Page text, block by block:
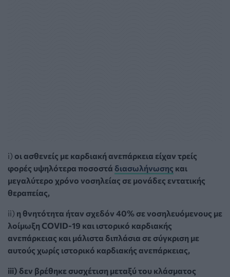
i) οι ασθενείς με καρδιακή ανεπάρκεια είχαν τρείς
φορές υψηλότερα ποσοστά διασωλήνωσης και
μεγαλύτερο χρόνο νοσηλείας σε μονάδες εντατικής
θεραπείας,
ii) η θνητότητα ήταν σχεδόν 40% σε νοσηλευόμενους με
λοίμωξη COVID-19 και ιστορικό καρδιακής
ανεπάρκειας και μάλιστα διπλάσια σε σύγκριση με
αυτούς χωρίς ιστορικό καρδιακής ανεπάρκειας,
iii) δεν βρέθηκε συσχέτιση μεταξύ του κλάσματος